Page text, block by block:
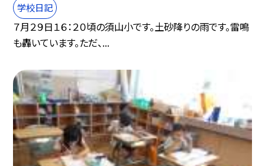
学校日記
７月２９日１６：２０頃の須山小です。土砂降りの雨です。雷鳴
も轟いています。ただ、...